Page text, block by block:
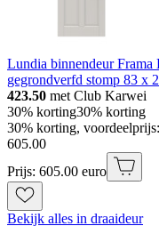
Lundia binnendeur
gegrondverfd stomp 83 x
423.50 met Club Karwei
30% korting30% korting
30% korting,
605.00
Prijs: 605.00 euro
Bekijk alles in draaideur